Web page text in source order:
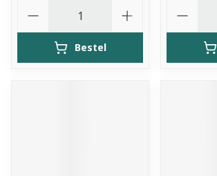
Bestel